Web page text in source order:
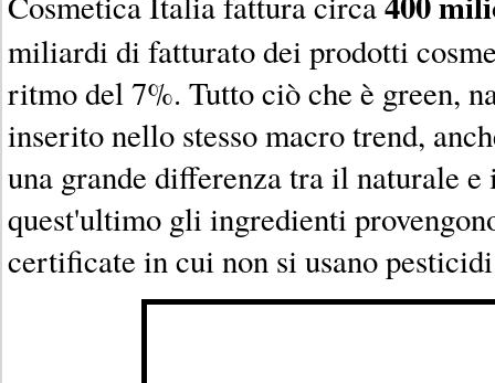
miliardi di fatturato dei prodotti
ritmo del 7%. Tutto ciò che è green,
inserito nello stesso macro trend,
una grande differenza tra il naturale
quest'ultimo gli ingredienti
certificate in cui non si usano